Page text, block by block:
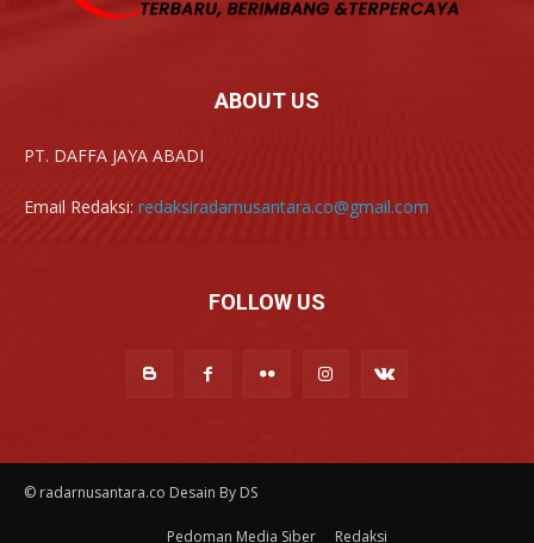
ABOUT US
PT. DAFFA JAYA ABADI
Email Redaksi: redaksiradarnusantara.co@gmail.com
FOLLOW US
© radarnusantara.co Desain By DS
Pedoman Media Siber Redaksi